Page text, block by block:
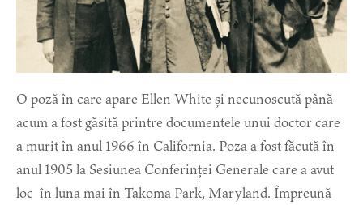
O poză în care apare Ellen White și necunoscută până
acum a fost găsită printre documentele unui doctor care
a murit în anul 1966 în California. Poza a fost făcută în
anul 1905 la Sesiunea Conferinței Generale care a avut
loc în luna mai în Takoma Park, Maryland. Împreună